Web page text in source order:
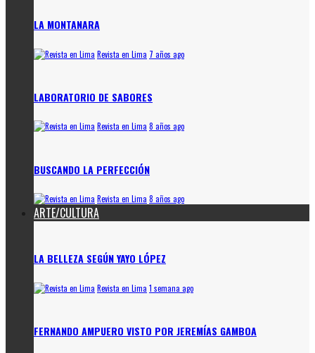
LA MONTANARA
Revista en Lima 7 años ago
LABORATORIO DE SABORES
Revista en Lima 8 años ago
BUSCANDO LA PERFECCIÓN
Revista en Lima 8 años ago
ARTE/CULTURA
LA BELLEZA SEGÚN YAYO LÓPEZ
Revista en Lima 1 semana ago
FERNANDO AMPUERO VISTO POR JEREMÍAS GAMBOA